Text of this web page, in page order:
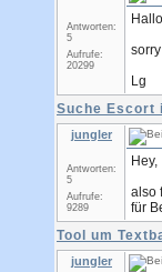
Antworten:
5
Aufrufe:
20299
Lg
Suche Escort
jungler
Antworten:
5
Aufrufe:
9289
Hey,
also
für
Tool um
jungler